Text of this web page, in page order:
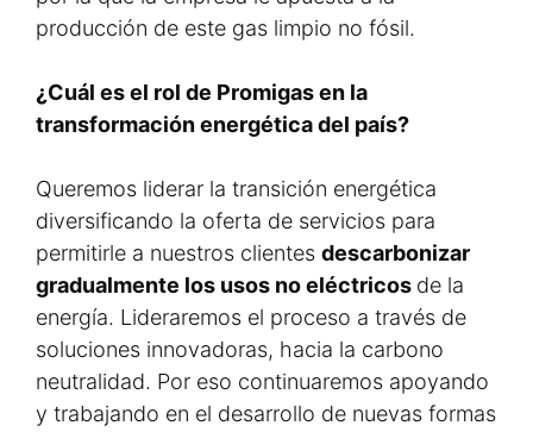
producción de este gas limpio no fósil.
¿Cuál es el rol de Promigas en la
transformación energética del país?
Queremos liderar la transición energética
diversificando la oferta de servicios para
permitirle a nuestros clientes descarbonizar
gradualmente los usos no eléctricos de la
energía. Lideraremos el proceso a través de
soluciones innovadoras, hacia la carbono
neutralidad. Por eso continuaremos apoyando
y trabajando en el desarrollo de nuevas formas